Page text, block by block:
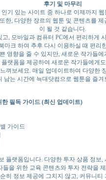
후기 및 마무리
기 있는 사이트 중 하나로 이제까지
한, 다양한 장르의 웹툰 및 콘텐츠를
이 될 것 같습니다.
, 모바일과 컴퓨터 PC에서 편리하게
마크 하여 추후 다시 이용하실 때 편리
영향을 줄 수 있지만, 새로운 작가들
랫폼을 제공하여 새로운 작가들에게
껴보세요. 매일 업데이트하여 다양한
남는 시간에 늑대닷컴으로 웹툰을 즐겨
필독 가이드 (최신 업데이트)
가이드
플랫폼입니다. 다양한 투자 상품 정보
을 위한 교육 콘텐츠와 투자 전략을
히 정보 제공에 그치지 않고, 커뮤니